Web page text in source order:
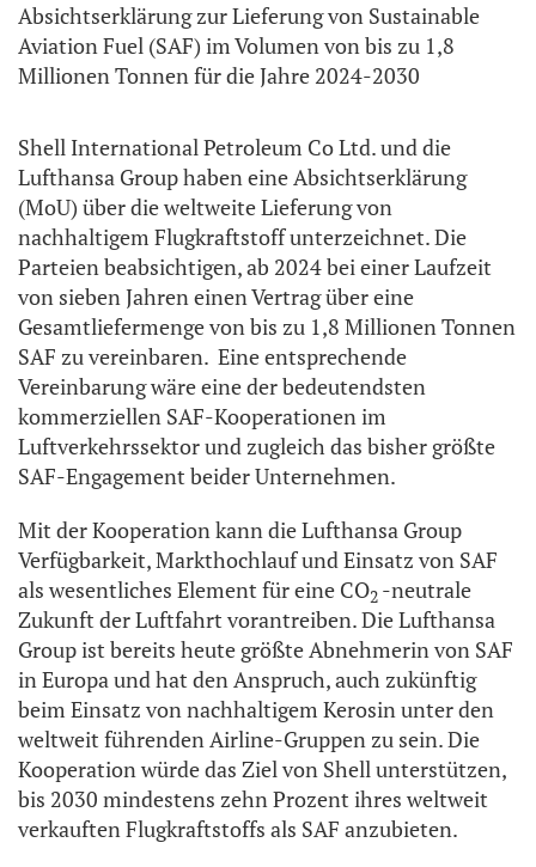
Absichtserklärung zur Lieferung von Sustainable
Aviation Fuel (SAF) im Volumen von bis zu 1,8
Millionen Tonnen für die Jahre 2024-2030
Shell International Petroleum Co Ltd. und die
Lufthansa Group haben eine Absichtserklärung
(MoU) über die weltweite Lieferung von
nachhaltigem Flugkraftstoff unterzeichnet. Die
Parteien beabsichtigen, ab 2024 bei einer Laufzeit
von sieben Jahren einen Vertrag über eine
Gesamtliefermenge von bis zu 1,8 Millionen Tonnen
SAF zu vereinbaren. Eine entsprechende
Vereinbarung wäre eine der bedeutendsten
kommerziellen SAF-Kooperationen im
Luftverkehrssektor und zugleich das bisher größte
SAF-Engagement beider Unternehmen.
Mit der Kooperation kann die Lufthansa Group
Verfügbarkeit, Markthochlauf und Einsatz von SAF
als wesentliches Element für eine CO2 -neutrale
Zukunft der Luftfahrt vorantreiben. Die Lufthansa
Group ist bereits heute größte Abnehmerin von SAF
in Europa und hat den Anspruch, auch zukünftig
beim Einsatz von nachhaltigem Kerosin unter den
weltweit führenden Airline-Gruppen zu sein. Die
Kooperation würde das Ziel von Shell unterstützen,
bis 2030 mindestens zehn Prozent ihres weltweit
verkauften Flugkraftstoffs als SAF anzubieten.